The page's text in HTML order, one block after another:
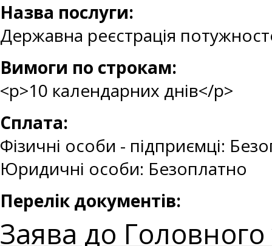
Назва послуги:
Державна реєстрація
Вимоги по строкам:
<p>10 календарних днів</p>
Сплата:
Фізичні особи - підприємці:
Юридичні особи: Безоплатно
Перелік документів:
Заява до